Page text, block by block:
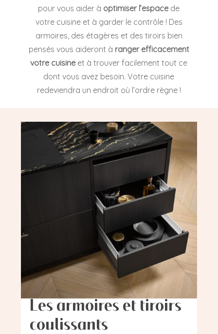
pour vous aider à optimiser l’espace de
votre cuisine et à garder le contrôle ! Des
armoires, des étagères et des tiroirs bien
pensés vous aideront à ranger efficacement
votre cuisine et à trouver facilement tout ce
dont vous avez besoin. Votre cuisine
redeviendra un endroit où l’ordre règne !
Les armoires et tiroirs
coulissants